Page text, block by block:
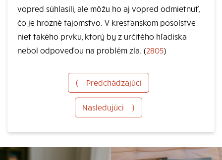
vopred súhlasili, ale môžu ho aj vopred odmietnuť,
čo je hrozné tajomstvo. V kresťanskom posolstve
niet takého prvku, ktorý by z určitého hľadiska
nebol odpoveďou na problém zla. (2805)
⟨ Predchádzajúci
Nasledujúci ⟩